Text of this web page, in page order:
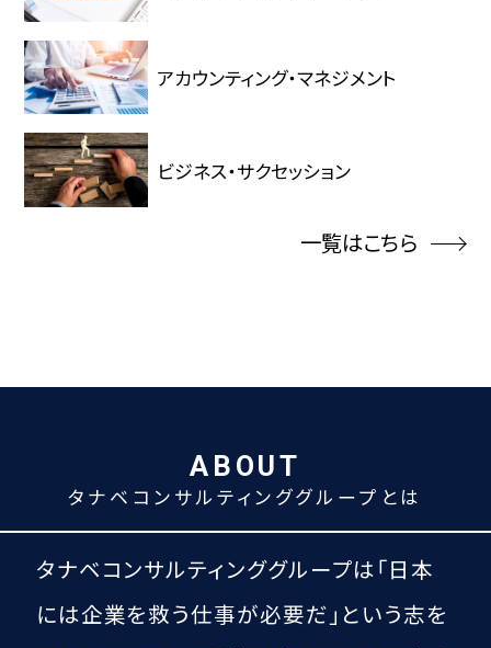
アカウンティング・マネジメント
ビジネス・サクセッション
一覧はこちら
ABOUT
タナベコンサルティンググループとは
タナベコンサルティンググループは「日本
には企業を救う仕事が必要だ」という志を